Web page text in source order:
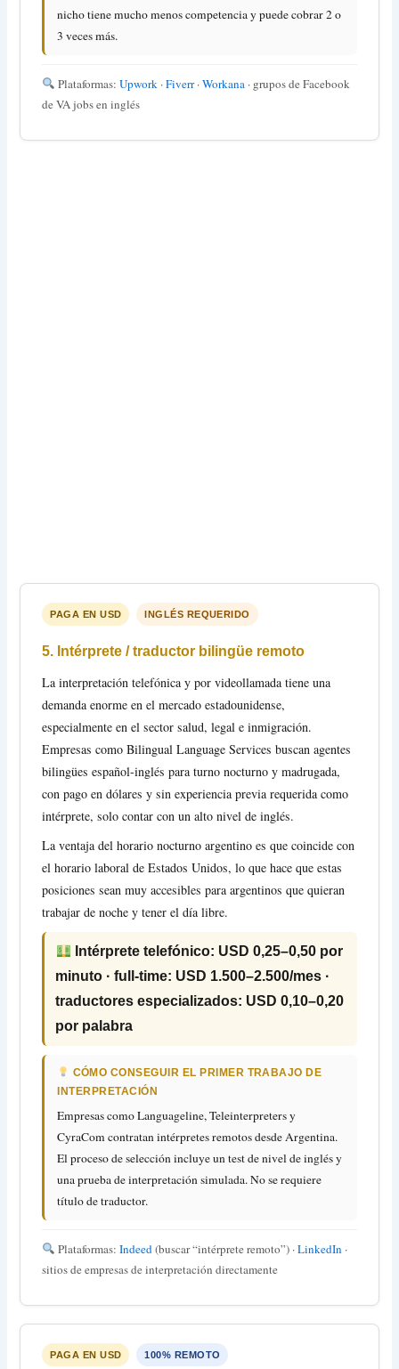
nicho tiene mucho menos competencia y puede cobrar 2 o
3 veces más.
Plataformas:Upwork ·Fiverr·Workana · grupos de Facebook
de VA jobs en inglés
PAGA EN USD INGLÉS REQUERIDO
5. Intérprete / traductor bilingüe remoto
La interpretación telefónica y por videollamada tiene una
demanda enorme en el mercado estadounidense,
especialmente en el sector salud, legal e inmigración.
Empresas como Bilingual Language Services buscan agentes
bilingües español-inglés para turno nocturno y madrugada,
con pago en dólares y sin experiencia previa requerida como
intérprete, solo contar con un alto nivel de inglés.
La ventaja del horario nocturno argentino es que coincide con
el horario laboral de Estados Unidos, lo que hace que estas
posiciones sean muy accesibles para argentinos que quieran
trabajar de noche y tener el día libre.
Intérprete telefónico: USD 0,25–0,50 por
minuto · full-time: USD 1.500–2.500/mes ·
traductores especializados: USD 0,10–0,20
por palabra
CÓMO CONSEGUIR EL PRIMER TRABAJO DE
INTERPRETACIÓN
Empresas como Languageline, Teleinterpreters y
CyraCom contratan intérpretes remotos desde Argentina.
El proceso de selección incluye un test de nivel de inglés y
una prueba de interpretación simulada. No se requiere
título de traductor.
Plataformas:Indeed (buscar “intérprete remoto”) ·LinkedIn ·
sitios de empresas de interpretación directamente
PAGA EN USD 100% REMOTO